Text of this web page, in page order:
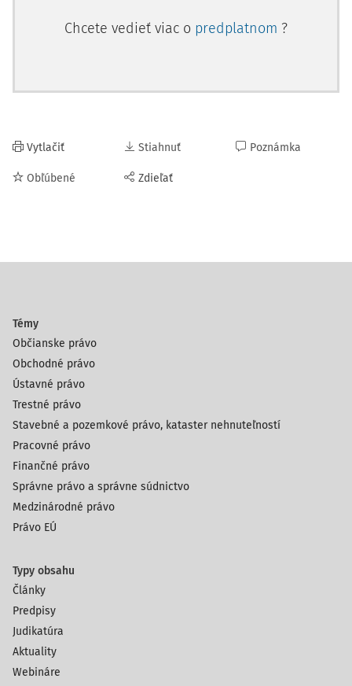
Chcete vedieť viac o predplatnom ?
Vytlačiť
Obľúbené
Stiahnuť
Zdieľať
Poznámka
Témy
Občianske právo
Obchodné právo
Ústavné právo
Trestné právo
Stavebné a pozemkové právo, kataster nehnuteľností
Pracovné právo
Finančné právo
Správne právo a správne súdnictvo
Medzinárodné právo
Právo EÚ
Typy obsahu
Články
Predpisy
Judikatúra
Aktuality
Webináre